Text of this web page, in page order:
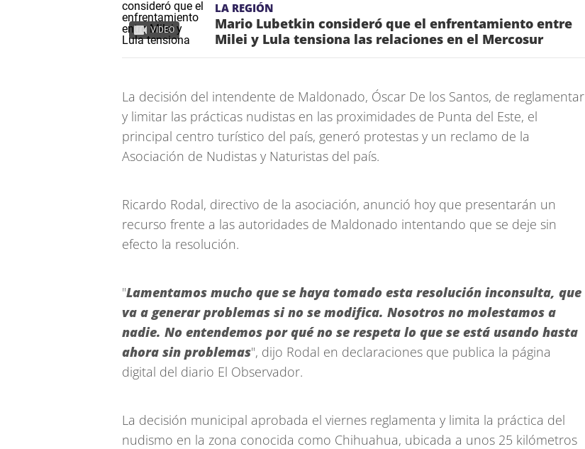
VIDEO
LA REGIÓN
Mario Lubetkin consideró que el enfrentamiento entre
Milei y Lula tensiona las relaciones en el Mercosur
La decisión del intendente de Maldonado, Óscar De los Santos, de reglamentar
y limitar las prácticas nudistas en las proximidades de Punta del Este, el
principal centro turístico del país, generó protestas y un reclamo de la
Asociación de Nudistas y Naturistas del país.
Ricardo Rodal, directivo de la asociación, anunció hoy que presentarán un
recurso frente a las autoridades de Maldonado intentando que se deje sin
efecto la resolución.
"Lamentamos mucho que se haya tomado esta resolución inconsulta, que
va a generar problemas si no se modifica. Nosotros no molestamos a
nadie. No entendemos por qué no se respeta lo que se está usando hasta
ahora sin problemas", dijo Rodal en declaraciones que publica la página
digital del diario El Observador.
La decisión municipal aprobada el viernes reglamenta y limita la práctica del
nudismo en la zona conocida como Chihuahua, ubicada a unos 25 kilómetros